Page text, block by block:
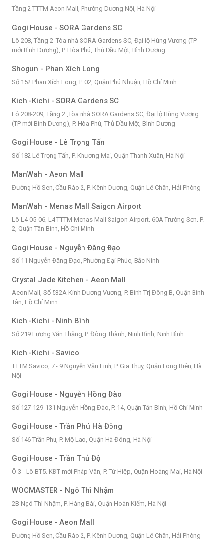
Tầng 2 TTTM Aeon Mall, Phường Dương Nội, Hà Nội
Gogi House - SORA Gardens SC
Lô 208, Tầng 2 ,Tòa nhà SORA Gardens SC, Đại lộ Hùng Vương (TP
mới Bình Dương), P. Hòa Phú, Thủ Dầu Một, Bình Dương
Shogun - Phan Xích Long
Số 152 Phan Xích Long, P. 02, Quận Phú Nhuận, Hồ Chí Minh
Kichi-Kichi - SORA Gardens SC
Lô 208-209, Tầng 2 ,Tòa nhà SORA Gardens SC, Đại lộ Hùng Vương
(TP mới Bình Dương), P. Hòa Phú, Thủ Dầu Một, Bình Dương
Gogi House - Lê Trọng Tấn
Số 182 Lê Trọng Tấn, P. Khương Mai, Quận Thanh Xuân, Hà Nội
ManWah - Aeon Mall
Đường Hồ Sen, Cầu Rào 2, P. Kênh Dương, Quận Lê Chân, Hải Phòng
ManWah - Menas Mall Saigon Airport
Lô L4-05-06, L4 TTTM Menas Mall Saigon Airport, 60A Trường Sơn, P.
2, Quận Tân Bình, Hồ Chí Minh
Gogi House - Nguyễn Đăng Đạo
Số 11 Nguyễn Đăng Đạo, Phường Đại Phúc, Bắc Ninh
Crystal Jade Kitchen - Aeon Mall
Aeon Mall, Số 532A Kinh Dương Vương, P. Bình Trị Đông B, Quận Bình
Tân, Hồ Chí Minh
Kichi-Kichi - Ninh Bình
Số 219 Lương Văn Thăng, P. Đông Thành, Ninh Bình, Ninh Bình
Kichi-Kichi - Savico
TTTM Savico, 7 - 9 Nguyễn Văn Linh, P. Gia Thụy, Quận Long Biên, Hà
Nội
Gogi House - Nguyễn Hồng Đào
Số 127-129-131 Nguyễn Hồng Đào, P. 14, Quận Tân Bình, Hồ Chí Minh
Gogi House - Trần Phú Hà Đông
Số 146 Trần Phú, P. Mộ Lao, Quận Hà Đông, Hà Nội
Gogi House - Trần Thủ Độ
Ô 3 - Lô BT5. KĐT mới Pháp Vân, P. Tứ Hiệp, Quận Hoàng Mai, Hà Nội
WOOMASTER - Ngô Thì Nhậm
2B Ngô Thì Nhậm, P. Hàng Bài, Quận Hoàn Kiếm, Hà Nội
Gogi House - Aeon Mall
Đường Hồ Sen, Cầu Rào 2, P. Kênh Dương, Quận Lê Chân, Hải Phòng